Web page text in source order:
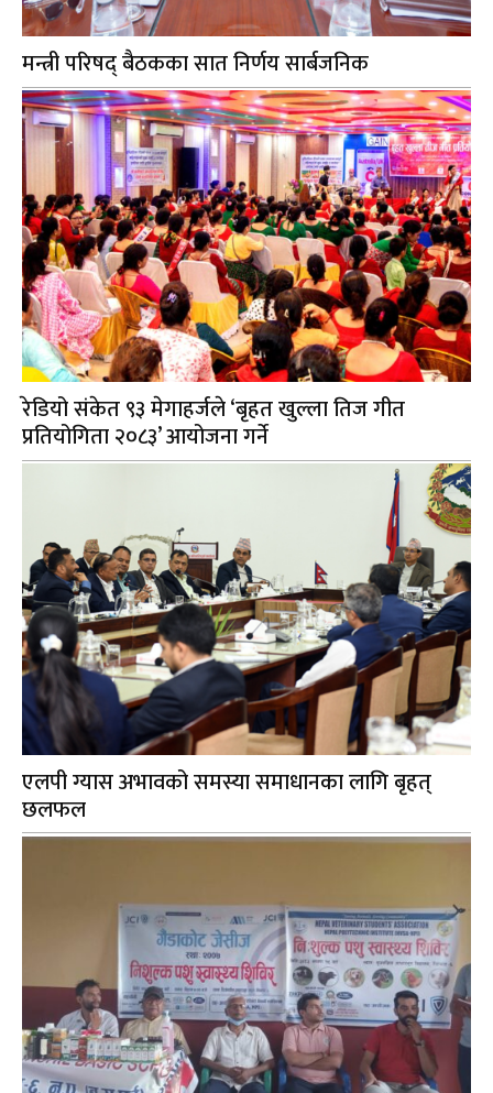
मन्त्री परिषद् बैठकका सात निर्णय सार्बजनिक
रेडियो संकेत ९३ मेगाहर्जले ‘बृहत खुल्ला तिज गीत
प्रतियोगिता २०८३’ आयोजना गर्ने
एलपी ग्यास अभावको समस्या समाधानका लागि बृहत्
छलफल